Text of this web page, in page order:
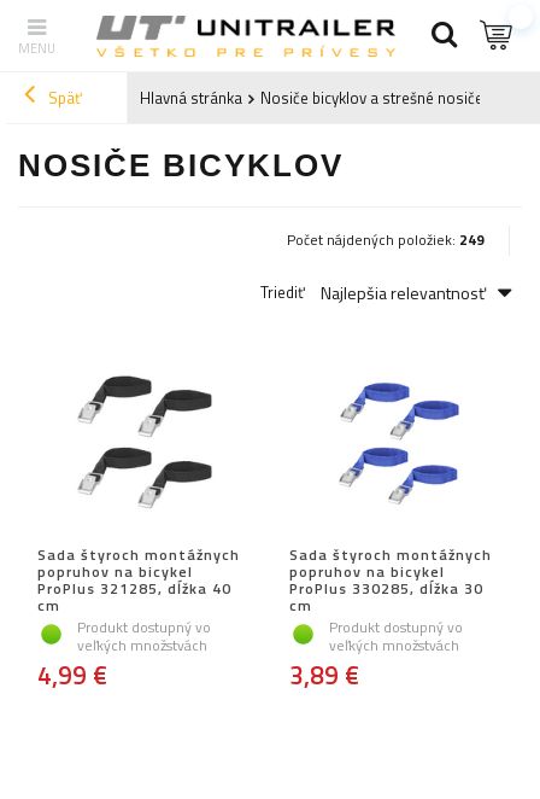
Späť Hlavná stránka Nosiče bicyklov a strešné nosiče
NOSIČE BICYKLOV
Počet nájdených položiek: 249
Triediť Najlepšia relevantnosť
Sada štyroch montážnych
popruhov na bicykel
ProPlus 321285, dĺžka 40
cm
Produkt dostupný vo
veľkých množstvách
4,99 €
Sada štyroch montážnych
popruhov na bicykel
ProPlus 330285, dĺžka 30
cm
Produkt dostupný vo
veľkých množstvách
3,89 €